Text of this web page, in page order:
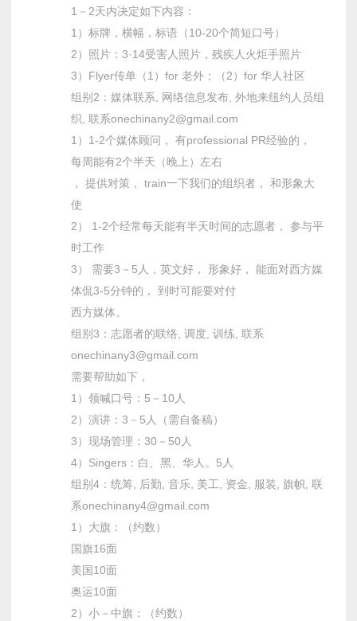
1－2天内决定如下内容：
1）标牌，横幅，标语（10-20个简短口号）
2）照片：3·14受害人照片，残疾人火炬手照片
3）Flyer传单（1）for 老外；（2）for 华人社区
组别2：媒体联系, 网络信息发布, 外地来纽约人员组
织, 联系onechinany2@gmail.com
1）1-2个媒体顾问， 有professional PR经验的，
每周能有2个半天（晚上）左右
， 提供对策， train一下我们的组织者， 和形象大
使
2） 1-2个经常每天能有半天时间的志愿者， 参与平
时工作
3） 需要3－5人，英文好， 形象好， 能面对西方媒
体侃3-5分钟的， 到时可能要对付
西方媒体。
组别3：志愿者的联络, 调度, 训练, 联系
onechinany3@gmail.com
需要帮助如下，
1）领喊口号：5－10人
2）演讲：3－5人（需自备稿）
3）现场管理：30－50人
4）Singers：白、黑、华人。5人
组别4：统筹, 后勤, 音乐, 美工, 资金, 服装, 旗帜, 联
系onechinany4@gmail.com
1）大旗：（约数）
国旗16面
美国10面
奥运10面
2）小－中旗：（约数）